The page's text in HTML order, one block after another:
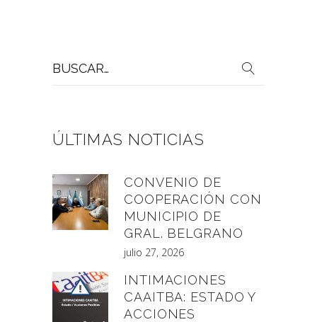
por:
ÚLTIMAS NOTICIAS
CONVENIO DE
COOPERACIÓN CON
MUNICIPIO DE
GRAL. BELGRANO
julio 27, 2026
INTIMACIONES
CAAITBA: ESTADO Y
ACCIONES